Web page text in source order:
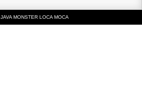
JAVA MONSTER LOCA MOCA